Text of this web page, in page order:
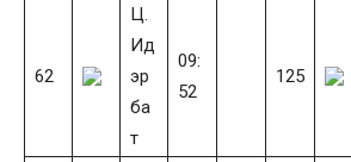
62
Ц.
Ид
эр
ба
т
09:
52
125